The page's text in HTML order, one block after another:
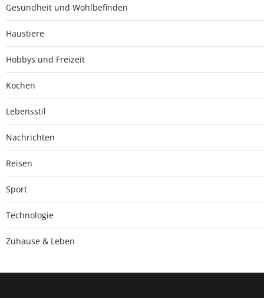
Gesundheit und Wohlbefinden
Haustiere
Hobbys und Freizeit
Kochen
Lebensstil
Nachrichten
Reisen
Sport
Technologie
Zuhause & Leben